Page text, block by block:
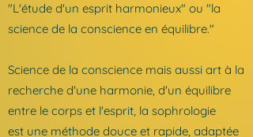
"L'étude d'un esprit harmonieux" ou "la
science de la conscience en équilibre."
Science de la conscience mais aussi art à la
recherche d'une harmonie, d'un équilibre
entre le corps et l'esprit, la sophrologie
est une méthode douce et rapide, adaptée